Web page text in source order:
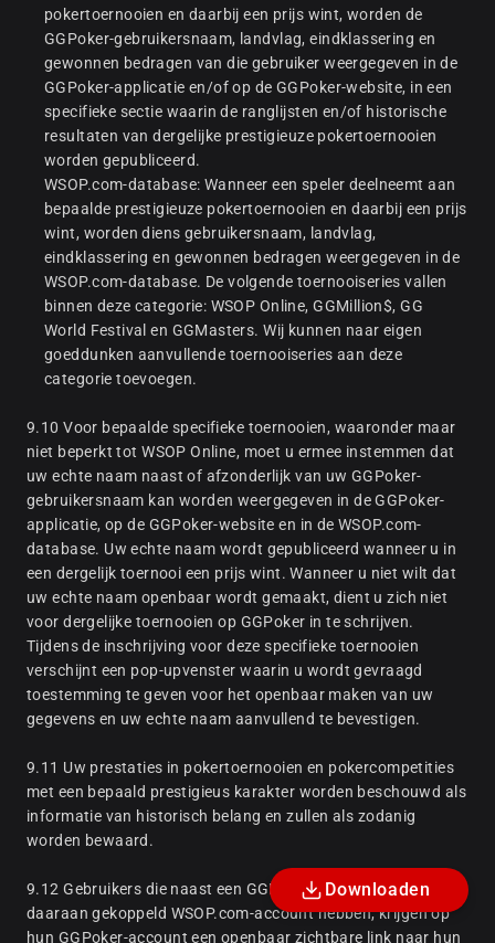
pokertoernooien en daarbij een prijs wint, worden de
GGPoker-gebruikersnaam, landvlag, eindklassering en
gewonnen bedragen van die gebruiker weergegeven in de
GGPoker-applicatie en/of op de GGPoker-website, in een
specifieke sectie waarin de ranglijsten en/of historische
resultaten van dergelijke prestigieuze pokertoernooien
worden gepubliceerd.
WSOP.com-database: Wanneer een speler deelneemt aan
bepaalde prestigieuze pokertoernooien en daarbij een prijs
wint, worden diens gebruikersnaam, landvlag,
eindklassering en gewonnen bedragen weergegeven in de
WSOP.com-database. De volgende toernooiseries vallen
binnen deze categorie: WSOP Online, GGMillion$, GG
World Festival en GGMasters. Wij kunnen naar eigen
goeddunken aanvullende toernooiseries aan deze
categorie toevoegen.
9.10 Voor bepaalde specifieke toernooien, waaronder maar
niet beperkt tot WSOP Online, moet u ermee instemmen dat
uw echte naam naast of afzonderlijk van uw GGPoker-
gebruikersnaam kan worden weergegeven in de GGPoker-
applicatie, op de GGPoker-website en in de WSOP.com-
database. Uw echte naam wordt gepubliceerd wanneer u in
een dergelijk toernooi een prijs wint. Wanneer u niet wilt dat
uw echte naam openbaar wordt gemaakt, dient u zich niet
voor dergelijke toernooien op GGPoker in te schrijven.
Tijdens de inschrijving voor deze specifieke toernooien
verschijnt een pop-upvenster waarin u wordt gevraagd
toestemming te geven voor het openbaar maken van uw
gegevens en uw echte naam aanvullend te bevestigen.
9.11 Uw prestaties in pokertoernooien en pokercompetities
met een bepaald prestigieus karakter worden beschouwd als
informatie van historisch belang en zullen als zodanig
worden bewaard.
9.12 Gebruikers die naast een GGPoker-account ook een
daaraan gekoppeld WSOP.com-account hebben, krijgen op
hun GGPoker-account een openbaar zichtbare link naar hun
Downloaden